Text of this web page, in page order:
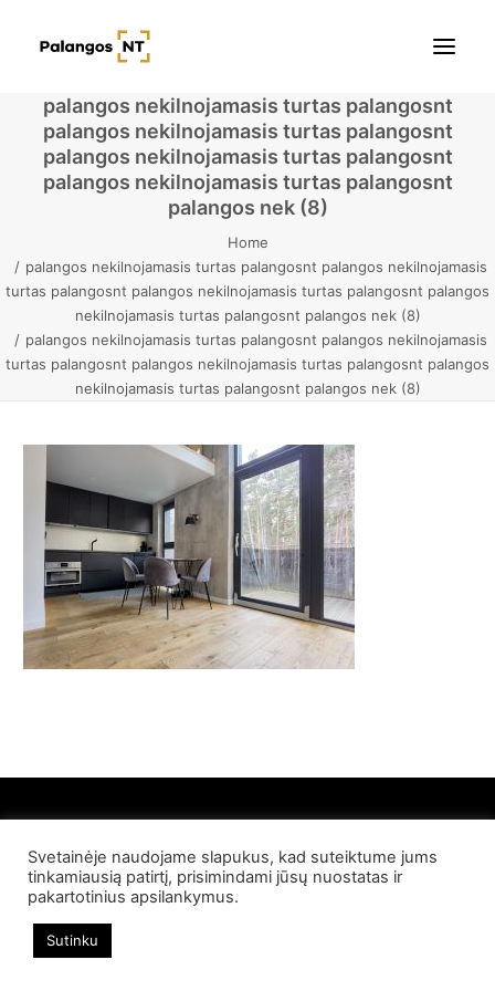
Pradžia
Žemės sklypai
Kontaktai
palangos nekilnojamasis turtas palangosnt
palangos nekilnojamasis turtas palangosnt
palangos nekilnojamasis turtas palangosnt
palangos nekilnojamasis turtas palangosnt
palangos nek (8)
Home
palangos nekilnojamasis turtas palangosnt palangos nekilnojamasis
turtas palangosnt palangos nekilnojamasis turtas palangosnt palangos
nekilnojamasis turtas palangosnt palangos nek (8)
palangos nekilnojamasis turtas palangosnt palangos nekilnojamasis
turtas palangosnt palangos nekilnojamasis turtas palangosnt palangos
nekilnojamasis turtas palangosnt palangos nek (8)
© 2022 Palangos NT. Visos teisės saugomos
Svetainėje naudojame slapukus, kad suteiktume jums
tinkamiausią patirtį, prisimindami jūsų nuostatas ir
pakartotinius apsilankymus.
Sutinku